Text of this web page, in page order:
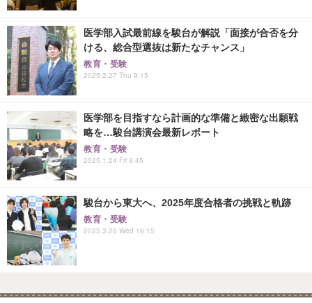
医学部入試最前線を駿台が解説「面接が合否を分
ける、総合型選抜は新たなチャンス」
教育・受験
2025.2.27 Thu 9:15
医学部を目指すなら計画的な準備と緻密な出願戦
略を…駿台講演会最新レポート
教育・受験
2025.1.24 Fri 9:45
駿台から東大へ、2025年度合格者の挑戦と軌跡
教育・受験
2025.3.26 Wed 16:15